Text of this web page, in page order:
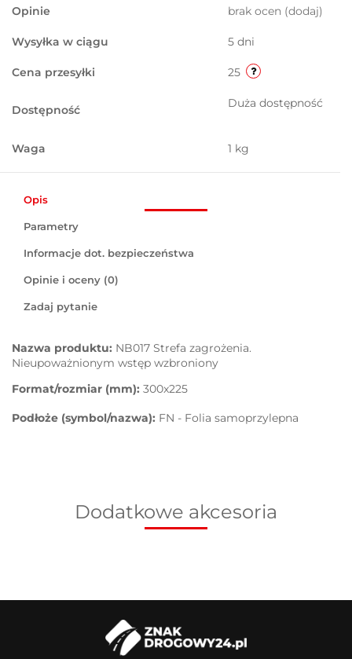
Opinie brak ocen (dodaj)
Wysyłka w ciągu 5 dni
Cena przesyłki 25
Dostępność Duża dostępność
Waga 1 kg
Opis
Parametry
Informacje dot. bezpieczeństwa
Opinie i oceny (0)
Zadaj pytanie
Nazwa produktu: NB017 Strefa zagrożenia.
Nieupoważnionym wstęp wzbroniony
Format/rozmiar (mm): 300x225
Podłoże (symbol/nazwa): FN - Folia samoprzylepna
Dodatkowe akcesoria